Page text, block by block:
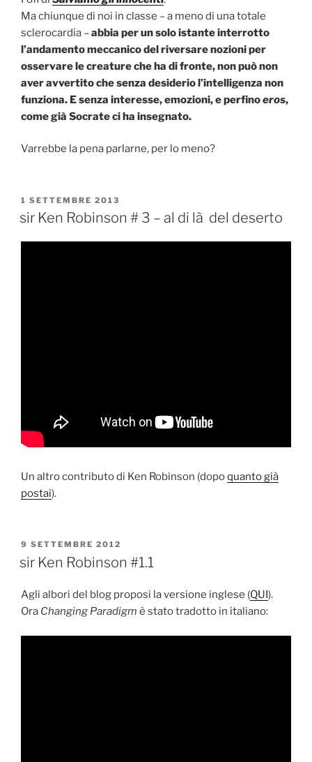
Ma chiunque di noi in classe – a meno di una totale
sclerocardia –abbia per un solo istante interrotto
l’andamento meccanico del riversare nozioni per
osservare le creature che ha di fronte, non può non
aver avvertito che senza desiderio l’intelligenza non
funziona. E senza interesse, emozioni, e perfinoeros,
come già Socrate ci ha insegnato.
Varrebbe la pena parlarne, per lo meno?
PUBBLICATO
IL
1 SETTEMBRE 2013
sir Ken Robinson # 3 – al di là del deserto
Un altro contributo di Ken Robinson (dopoquanto già
postai).
PUBBLICATO
IL
9 SETTEMBRE 2012
sir Ken Robinson #1.1
Agli albori del blog proposi la versione inglese (QUI).
Ora Changing Paradigm è stato tradotto in italiano: